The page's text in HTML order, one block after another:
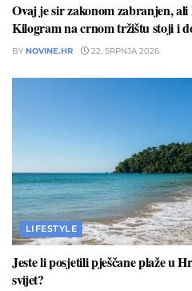
Ovaj je sir zakonom zabranjen,
Kilogram na crnom tržištu stoji i
BY NOVINE.HR 22. SRPNJA 2026.
LIFESTYLE
Jeste li posjetili pješčane plaže u
svijet?